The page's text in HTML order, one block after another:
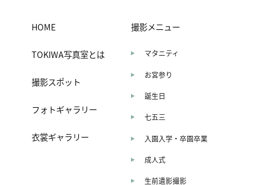
HOME
TOKIWA写真室とは
撮影スポット
フォトギャラリー
衣裳ギャラリー
撮影メニュー
マタニティ
お宮参り
誕生日
七五三
入園入学・卒園卒業
成人式
生前遺影撮影